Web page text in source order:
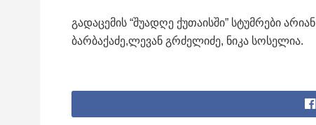
გადაცემის “შუადღე ქუთაისში” სტუმრები
ბარბაქაძე,ლევან გრძელიძე, ნიკა სოსელია.